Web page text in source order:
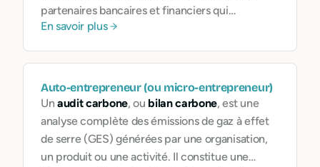
partenaires bancaires et financiers qui
respectent une éthique claire. Nous
interroger le sens de leur propre argent, et à
choisir des placements qui reflètent leurs
convictions.
En savoir plus
Auto-entrepreneur (ou micro-entrepreneur)
Unaudit carbone, oubilan carbone, est une
analyse complète des émissions de gaz à effet
de serre (GES) générées par une organisation,
un produit ou une activité. Il constitue une